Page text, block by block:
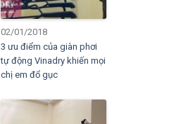
02/01/2018
3 ưu điểm của giàn phơi
tự động Vinadry khiến mọi
chị em đổ gục